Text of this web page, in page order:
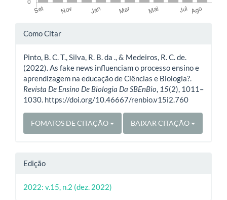
Detalhes
artigo
Como Citar
Pinto, B. C. T., Silva, R. B. da ., & Medeiros, R. C. de.
(2022). As fake news influenciam o processo ensino e
aprendizagem na educação de Ciências e Biologia?.
Revista De Ensino De Biologia Da SBEnBio, 15(2), 1011–
1030. https://doi.org/10.46667/renbio.v15i2.760
FOMATOS DE CITAÇÃO BAIXAR CITAÇÃO
Edição
2022: v.15, n.2 (dez. 2022)